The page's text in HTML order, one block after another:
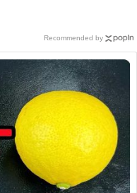
Recommended by